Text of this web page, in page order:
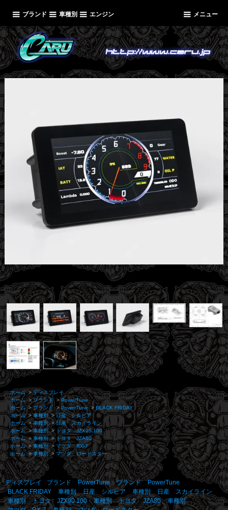
ブランド 車種別 エンジン メニュー
ホーム >ディスプレイ
ホーム >ブランド >PowerTune
ホーム >ブランド >PowerTune > BLACK FRIDAY
ホーム >車種別 >日産 シルビア
ホーム >車種別 >日産 スカイライン
ホーム >車種別 > トヨタ JZX90.100
ホーム >車種別 > トヨタ JZA80
ホーム >車種別 > マツダ RX-7
ホーム >車種別 >マツダ ロードスター
ディスプレイ ブランド PowerTune ブランド
PowerTune
BLACK FRIDAY
車種別 日産 シルビア 車種別
日産 スカイライン
車種別
トヨタ JZX90.100 車種別 トヨタ JZA80
車種別